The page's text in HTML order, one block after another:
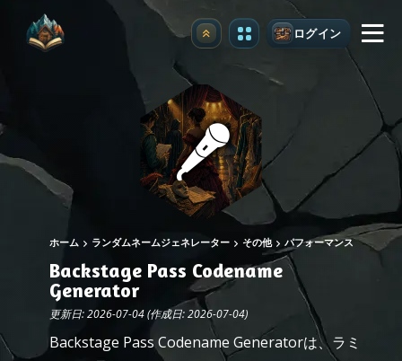
アップグレード ログイン
ホーム ランダムネームジェネレーター その他 パフォーマンス
Backstage Pass Codename
Generator
更新日: 2026-07-04 (作成日: 2026-07-04)
Backstage Pass Codename Generatorは、ラミ